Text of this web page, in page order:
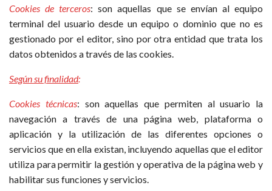
Cookies de terceros: son aquellas que se envían al equipo
terminal del usuario desde un equipo o dominio que no es
gestionado por el editor, sino por otra entidad que trata los
datos obtenidos a través de las cookies.
Según su finalidad:
Cookies técnicas: son aquellas que permiten al usuario la
navegación a través de una página web, plataforma o
aplicación y la utilización de las diferentes opciones o
servicios que en ella existan, incluyendo aquellas que el editor
utiliza para permitir la gestión y operativa de la página web y
habilitar sus funciones y servicios.